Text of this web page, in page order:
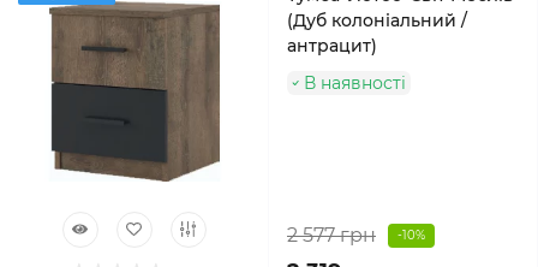
(Дуб колоніальний /
антрацит)
В наявності
2 577 грн -10%